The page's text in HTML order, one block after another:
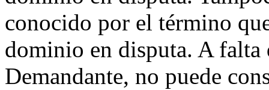
conocido por el término
dominio en disputa. A
Demandante, no puede